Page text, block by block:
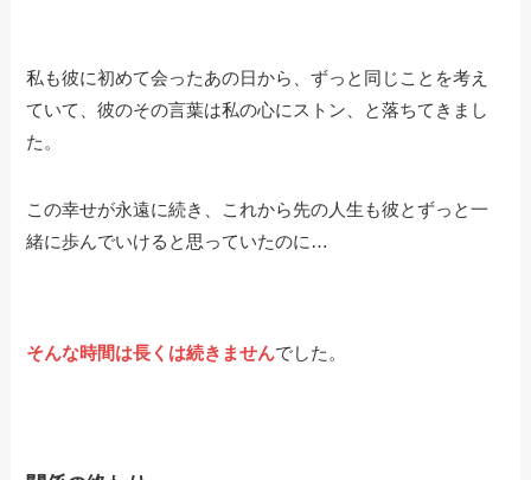
私も彼に初めて会ったあの日から、ずっと同じことを考え
ていて、彼のその言葉は私の心にストン、と落ちてきまし
た。
この幸せが永遠に続き、これから先の人生も彼とずっと一
緒に歩んでいけると思っていたのに…
そんな時間は長くは続きませんでした。